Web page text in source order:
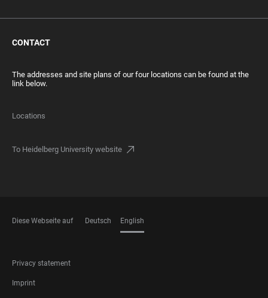
CONTACT
The addresses and site plans of our four locations can be found at the
link below.
Locations
To Heidelberg University website
Diese Webseite auf Deutsch English
FOOTER
LEGAL
Privacy statement
Imprint